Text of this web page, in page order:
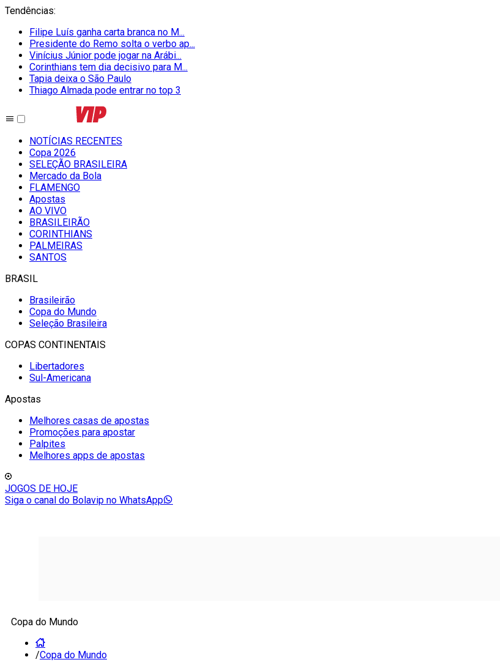
Tendências:
Filipe Luís ganha carta branca no M...
Presidente do Remo solta o verbo ap...
Vinícius Júnior pode jogar na Arábi...
Corinthians tem dia decisivo para M...
Tapia deixa o São Paulo
Thiago Almada pode entrar no top 3
NOTÍCIAS RECENTES
Copa 2026
SELEÇÃO BRASILEIRA
Mercado da Bola
FLAMENGO
Apostas
AO VIVO
BRASILEIRÃO
CORINTHIANS
PALMEIRAS
SANTOS
BRASIL
Brasileirão
Copa do Mundo
Seleção Brasileira
COPAS CONTINENTAIS
Libertadores
Sul-Americana
Apostas
Melhores casas de apostas
Promoções para apostar
Palpites
Melhores apps de apostas
JOGOS DE HOJE
Siga o canal do Bolavip no WhatsApp
Copa do Mundo
/Copa do Mundo